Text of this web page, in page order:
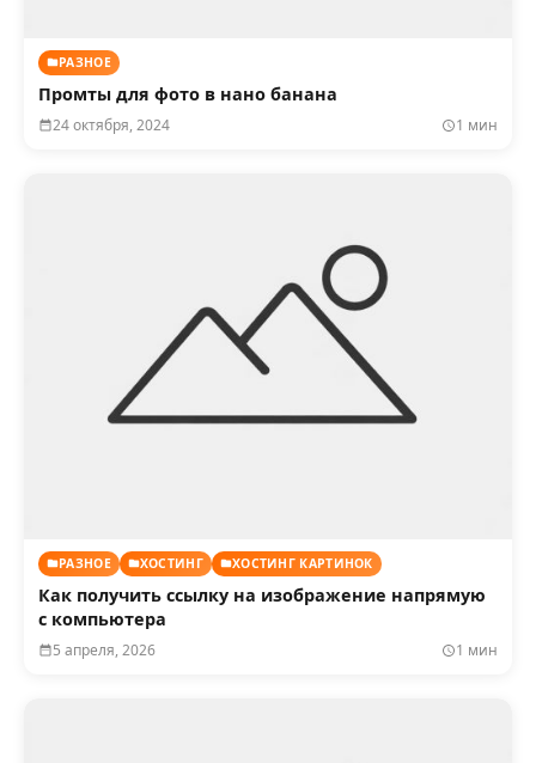
РАЗНОЕ
Промты для фото в нано банана
24 октября, 2024 1 мин
РАЗНОЕ ХОСТИНГ ХОСТИНГ КАРТИНОК
Как получить ссылку на изображение напрямую
с компьютера
5 апреля, 2026 1 мин